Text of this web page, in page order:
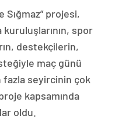
Sığmaz” projesi,
spor
destekçilerin,
maç günü
fazla seyircinin çok
kapsamında
oldu.